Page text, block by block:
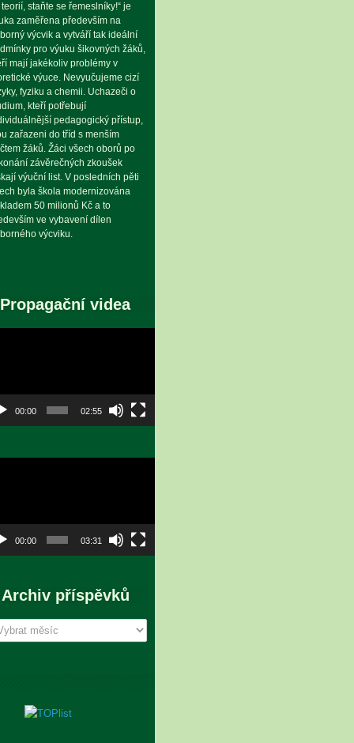
staňte se řemeslníky!“ je
zaměřena především na
výcvik a vytváří tak ideální
pro výuku šikovných žáků,
mají jakékoliv problémy v
výuce. Nevyučujeme cizí
fyziku a chemii. Uchazeči o
kteří potřebují
pedagogický přístup,
zařazeni do tříd s menším
žáků. Žáci všech oborů po
závěrečných zkoušek
výuční list. V posledních pěti
byla škola modernizována
50 milionů Kč a to
ve vybavení dílen
výcviku.
Propagační videa
00:00 02:55
00:00 03:31
Archiv příspěvků